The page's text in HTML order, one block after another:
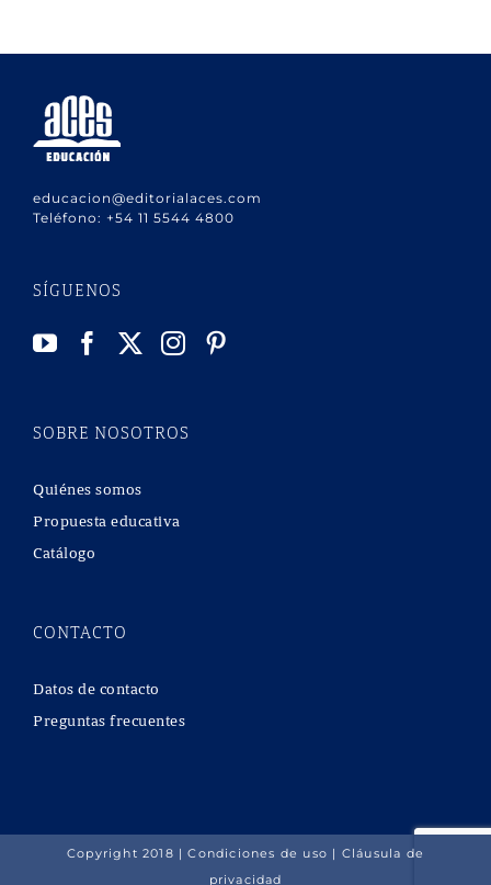
educacion@editorialaces.com
Teléfono: +54 11 5544 4800
SÍGUENOS
SOBRE NOSOTROS
Quiénes somos
Propuesta educativa
Catálogo
CONTACTO
Datos de contacto
Preguntas frecuentes
Copyright 2018 |Condiciones de uso | Cláusula de
privacidad